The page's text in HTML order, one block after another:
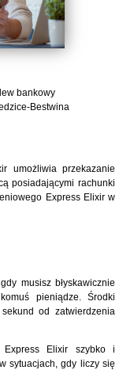
bankowy
Bestwina
umożliwia przekazanie
posiadającymi rachunki
Express Elixir w
musisz błyskawicznie
pieniądze. Środki
od zatwierdzenia
Express Elixir szybko i
sytuacjach, gdy liczy się